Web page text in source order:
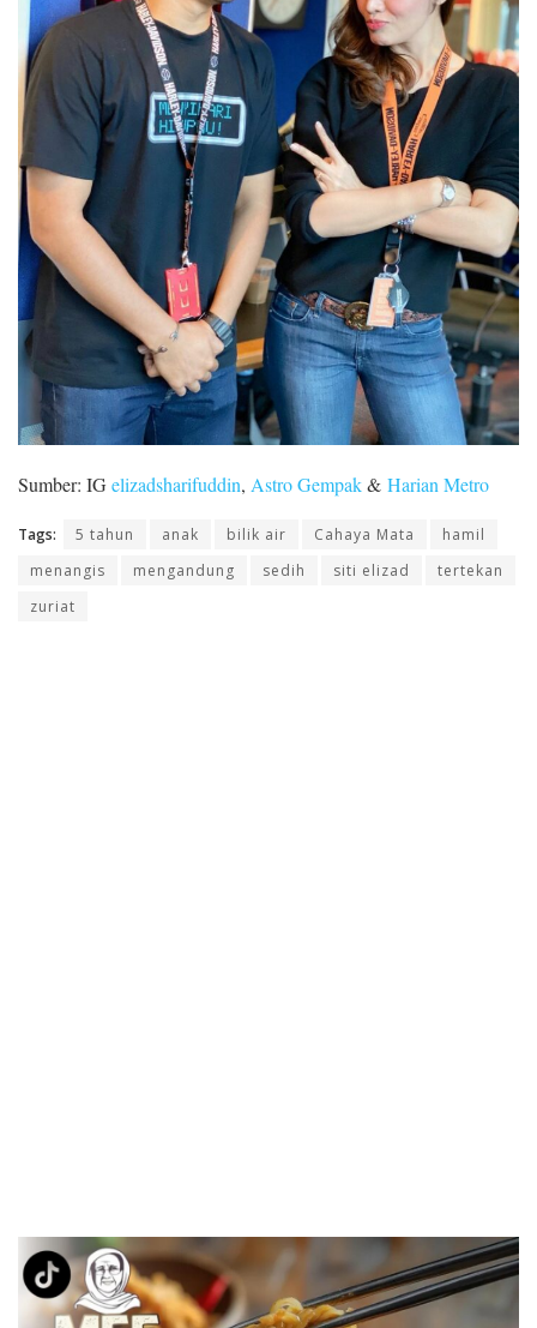
Sumber: IGelizadsharifuddin, Astro Gempak& Harian Metro
Tags: 5 tahun anak bilik air Cahaya Mata
hamil
menangis
mengandung sedih siti elizad
tertekan
zuriat